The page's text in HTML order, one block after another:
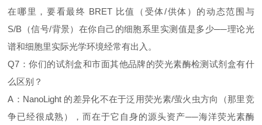
在哪里，要看最终 BRET 比值（受体/供体）的动态范围与
S/B（信号/背景）在你自己的细胞系里实测值是多少──理论光
谱和细胞里实际光学环境经常有出入。
Q7：你们的试剂盒和市面其他品牌的荧光素酶检测试剂盒有什
么区别？
A：NanoLight 的差异化不在于泛用荧光素/萤火虫方向（那里竞
争已经很成熟），而在于它自身的源头资产──海洋荧光素酶